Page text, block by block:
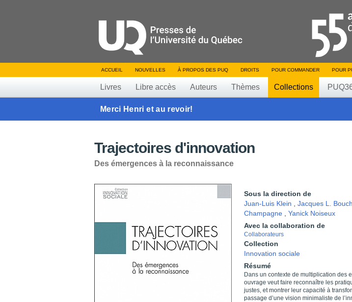
ACCUEIL NOUVELLES À PROPOS DES PUQ DROITS POUR COMMANDER POUR
Livres Libre accès Auteurs Thèmes Collections
Merci Henri et au revoir!
Trajectoires d'innovation
Des émergences à la reconnaissance
Sous la direction de
Juan-Luis Klein
Jacques L.
Champagne
Yanick Noiseux
Avec la collaboration de
Collaborateurs
Collection
Innovation sociale
Résumé
Dans un contexte de multiplication des
ouvrage veut faire reconnaître les
justes, et montrer leur capacité à
passage d’une vision minimaliste de